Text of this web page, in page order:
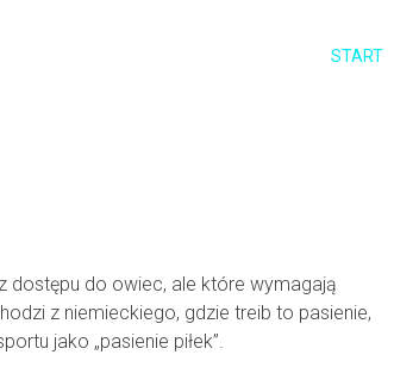
START
dostępu do owiec, ale które wymagają
z niemieckiego, gdzie treib to pasienie,
jako „pasienie piłek”.